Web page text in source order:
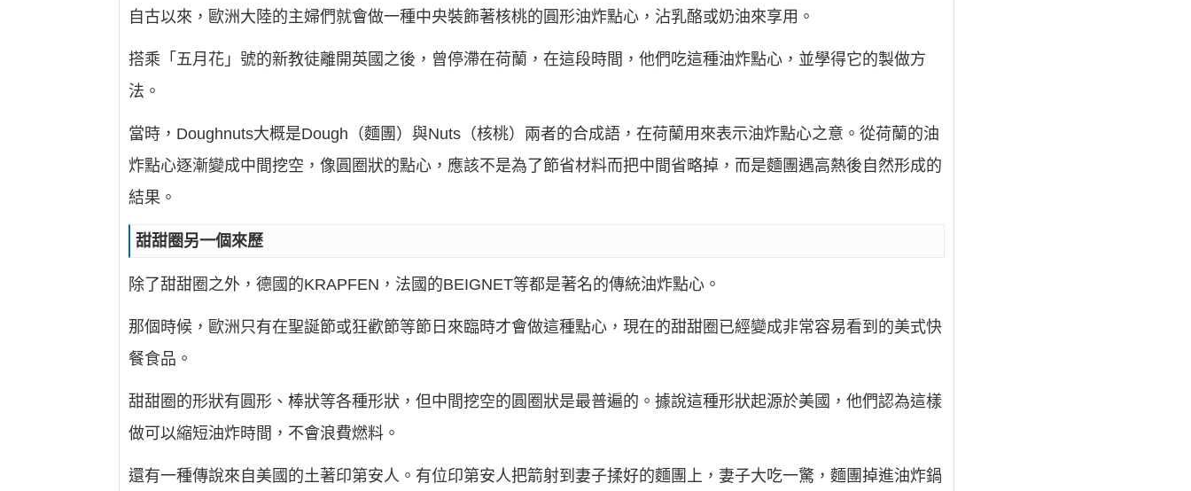
自古以來，歐洲大陸的主婦們就會做一種中央裝飾著核桃的圓形油炸點心，沾乳酪或奶油來享用。
搭乘「五月花」號的新教徒離開英國之後，曾停滯在荷蘭，在這段時間，他們吃這種油炸點心，並學得它的製做方
法。
當時，Doughnuts大概是Dough（麵團）與Nuts（核桃）兩者的合成語，在荷蘭用來表示油炸點心之意。從荷蘭的油
炸點心逐漸變成中間挖空，像圓圈狀的點心，應該不是為了節省材料而把中間省略掉，而是麵團遇高熱後自然形成的
結果。
甜甜圈另一個來歷
除了甜甜圈之外，德國的KRAPFEN，法國的BEIGNET等都是著名的傳統油炸點心。
那個時候，歐洲只有在聖誕節或狂歡節等節日來臨時才會做這種點心，現在的甜甜圈已經變成非常容易看到的美式快
餐食品。
甜甜圈的形狀有圓形、棒狀等各種形狀，但中間挖空的圓圈狀是最普遍的。據說這種形狀起源於美國，他們認為這樣
做可以縮短油炸時間，不會浪費燃料。
還有一種傳說來自美國的土著印第安人。有位印第安人把箭射到妻子揉好的麵團上，妻子大吃一驚，麵團掉進油炸鍋